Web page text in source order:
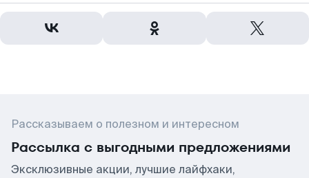
Рассказываем о полезном и интересном
Рассылка с выгодными предложениями
Эксклюзивные акции, лучшие лайфхаки,